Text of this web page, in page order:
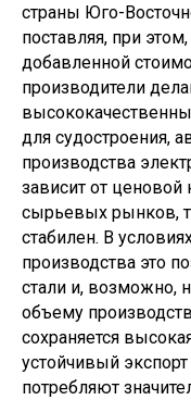
страны Юго-
поставляя, при
добавленной
производители
для судостроения,
производства
зависит от
сырьевых рынков,
стабилен. В
производства это
стали и, возможно,
объему
сохраняется
устойчивый
потребляют